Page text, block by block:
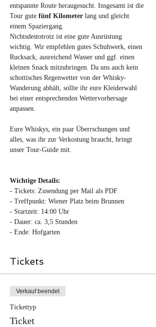
entspannte Route heraugesucht. Insgesamt ist die
Tour gute fünf Kilometer lang und gleicht
einem Spaziergang.
Nichtsdestotrotz ist eine gute Ausrüstung
wichtig. Wir empfehlen gutes Schuhwerk, einen
Rucksack, ausreichend Wasser und ggf. einen
kleinen Snack mitzubringen. Da uns auch kein
schottisches Regenwetter von der Whisky-
Wanderung abhält, sollte ihr eure Kleiderwahl
bei einer entsprechenden Wettervorhersage
anpassen.
Eure Whiskys, ein paar Überrschungen und
alles, was ihr zur Verkostung braucht, bringt
unser Tour-Guide mit.
Wichtige Details:
- Tickets: Zusendung per Mail als PDF
- Treffpunkt: Wiener Platz beim Brunnen
- Startzeit: 14:00 Uhr
- Dauer: ca. 3,5 Stunden
- Ende: Hofgarten
Tickets
Verkauf beendet
Tickettyp
Ticket